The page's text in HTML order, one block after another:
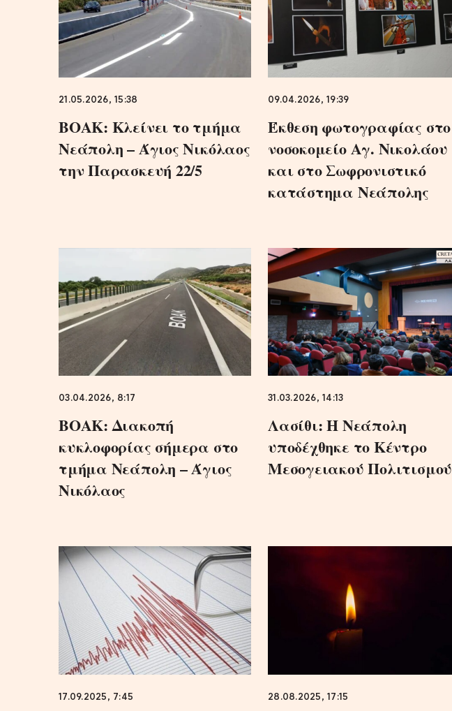
21.05.2026, 15:38
ΒΟΑΚ: Κλείνει το τμήμα
Νεάπολη – Άγιος Νικόλαος
την Παρασκευή 22/5
09.04.2026, 19:39
Έκθεση φωτογραφίας στο
νοσοκομείο Αγ. Νικολάου
και στο Σωφρονιστικό
κατάστημα Νεάπολης
03.04.2026, 8:17
ΒΟΑΚ: Διακοπή
κυκλοφορίας σήμερα στο
τμήμα Νεάπολη – Άγιος
Νικόλαος
31.03.2026, 14:13
Λασίθι: Η Νεάπολη
υποδέχθηκε το Κέντρο
Μεσογειακού Πολιτισμού
17.09.2025, 7:45 28.08.2025, 17:15